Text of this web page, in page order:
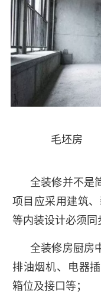
毛坯房
全装修并不是
项目应采用建筑
等内装设计必须同
全装修房厨房
排油烟机、电器
箱位及接口等；